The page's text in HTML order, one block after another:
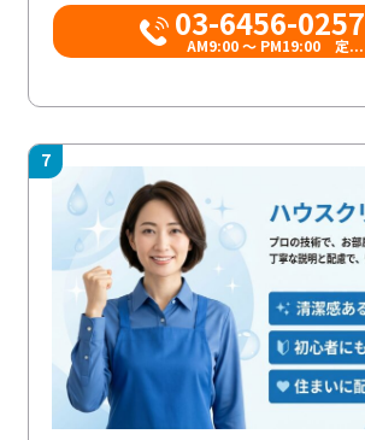
03-6456-0257
AM9:00 ～ PM19:00 定...
7